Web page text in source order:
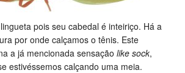
pois seu cabedal é inteiriço. Há a
por onde calçamos o tênis. Este
a já mencionada sensação like sock,
estivéssemos calçando uma meia.